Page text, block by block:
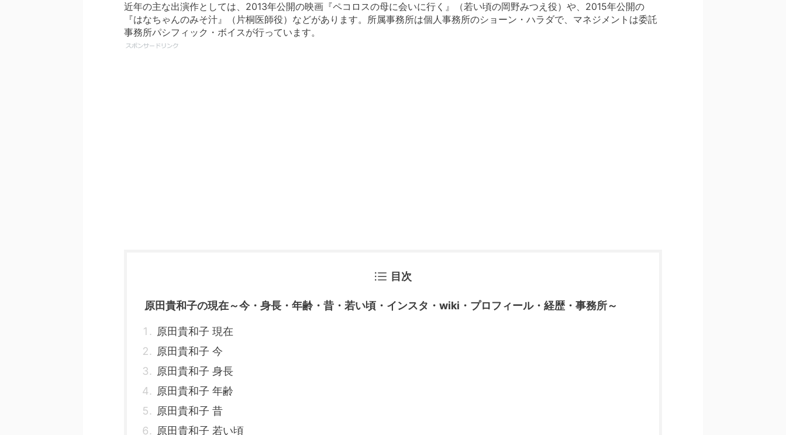
近年の主な出演作としては、2013年公開の映画『ペコロスの母に会いに行く』（若い頃の岡野みつえ役）や、2015年公開の
『はなちゃんのみそ汁』（片桐医師役）などがあります。所属事務所は個人事務所のショーン・ハラダで、マネジメントは委託
事務所パシフィック・ボイスが行っています。
目次
原田貴和子の現在～今・身長・年齢・昔・若い頃・インスタ・wiki・プロフィール・経歴・事務所～
原田貴和子 現在
原田貴和子 今
原田貴和子 身長
原田貴和子 年齢
原田貴和子 昔
原田貴和子 若い頃